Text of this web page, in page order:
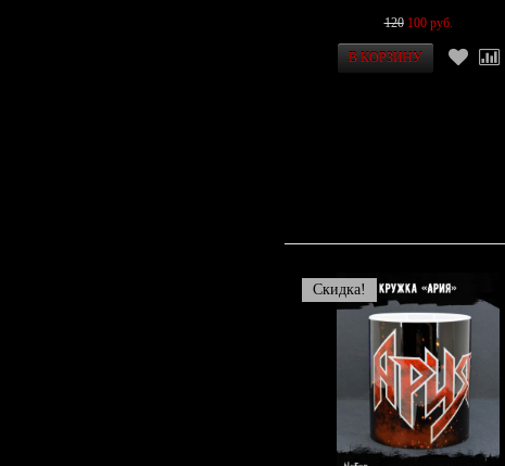
120 100 руб.
Скидка!